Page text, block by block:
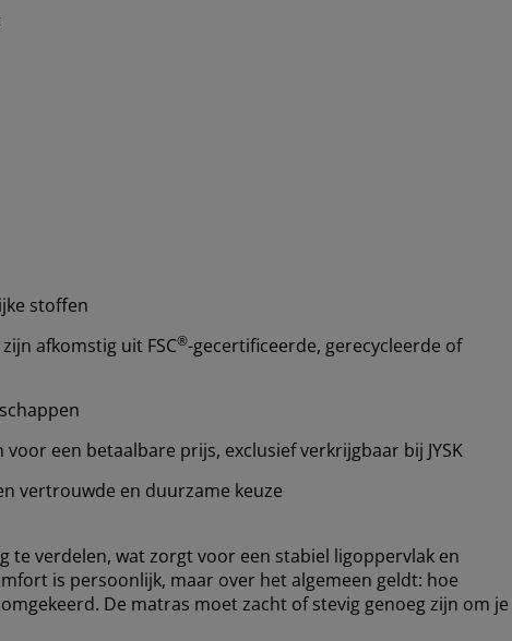
stoffen
afkomstig uit FSC®-gecertificeerde, gerecycleerde of
een betaalbare prijs, exclusief verkrijgbaar bij JYSK
vertrouwde en duurzame keuze
verdelen, wat zorgt voor een stabiel ligoppervlak en
is persoonlijk, maar over het algemeen geldt: hoe
De matras moet zacht of stevig genoeg zijn om je